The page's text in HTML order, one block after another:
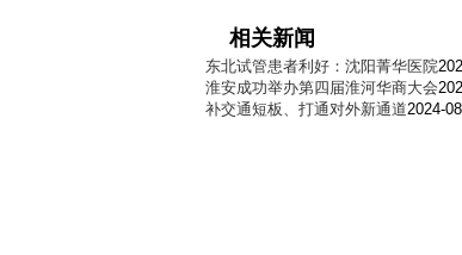
相关新闻
东北试管患者利好：沈阳菁华医院
淮安成功举办第四届淮河华商大会
补交通短板、打通对外新通道2024-